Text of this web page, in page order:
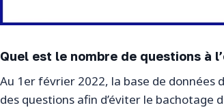
Quel est le nombre de questions à
Au 1er février 2022, la base de données
des questions afin d’éviter le bachotage